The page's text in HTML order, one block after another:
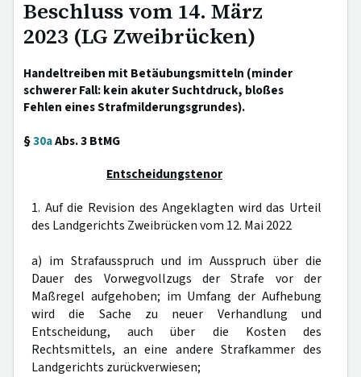
Beschluss vom 14. März
2023 (LG Zweibrücken)
Handeltreiben mit Betäubungsmitteln (minder
schwerer Fall: kein akuter Suchtdruck, bloßes
Fehlen eines Strafmilderungsgrundes).
§30aAbs. 3 BtMG
Entscheidungstenor
1. Auf die Revision des Angeklagten wird das Urteil
des Landgerichts Zweibrücken vom 12. Mai 2022
a) im Strafausspruch und im Ausspruch über die
Dauer des Vorwegvollzugs der Strafe vor der
Maßregel aufgehoben; im Umfang der Aufhebung
wird die Sache zu neuer Verhandlung und
Entscheidung, auch über die Kosten des
Rechtsmittels, an eine andere Strafkammer des
Landgerichts zurückverwiesen;